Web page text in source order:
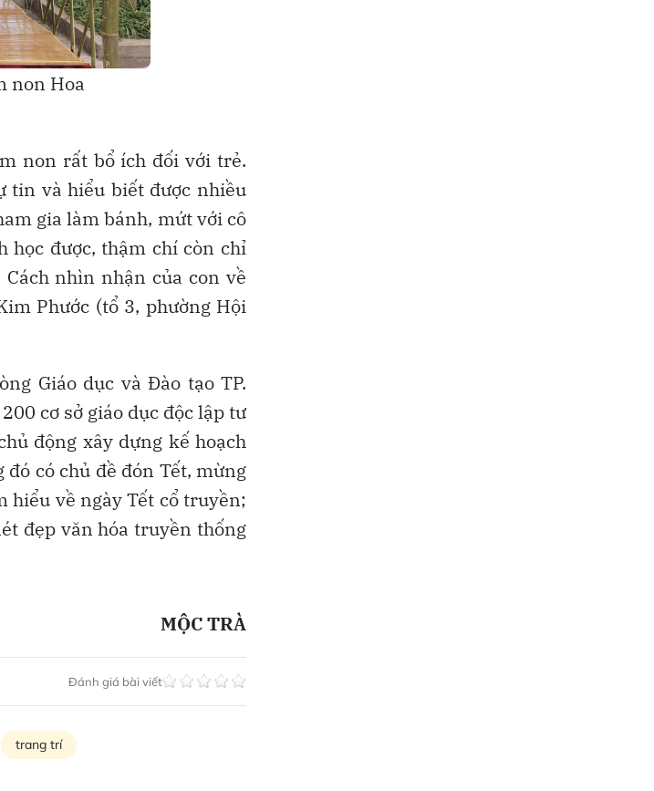
non Hoa
non rất bổ ích đối với trẻ.
tin và hiểu biết được nhiều
gia làm bánh, mứt với cô
học được, thậm chí còn chỉ
nhìn nhận của con về
Phước (tổ 3, phường Hội
Giáo dục và Đào tạo TP.
cơ sở giáo dục độc lập tư
động xây dựng kế hoạch
có chủ đề đón Tết, mừng
hiểu về ngày Tết cổ truyền;
đẹp văn hóa truyền thống
MỘC TRÀ
Đánh giá bài viết
trang trí